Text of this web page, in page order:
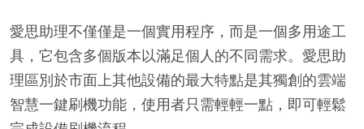
愛思助理不僅僅是一個實用程序，而是一個多用途工
具，它包含多個版本以滿足個人的不同需求。愛思助
理區別於市面上其他設備的最大特點是其獨創的雲端
智慧一鍵刷機功能，使用者只需輕輕一點，即可輕鬆